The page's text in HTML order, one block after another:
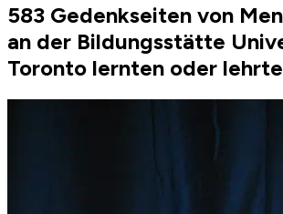
583 Gedenkseiten von
an der Bildungsstätte
Toronto lernten oder